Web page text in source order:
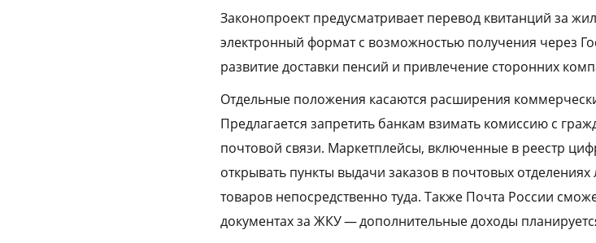
Законопроект предусматривает перевод квитанций за
электронный формат с возможностью получения через
развитие доставки пенсий и привлечение сторонних
Отдельные положения касаются расширения
Предлагается запретить банкам взимать комиссию с
почтовой связи. Маркетплейсы, включенные в реестр
открывать пункты выдачи заказов в почтовых
товаров непосредственно туда. Также Почта России
документах за ЖКУ — дополнительные доходы